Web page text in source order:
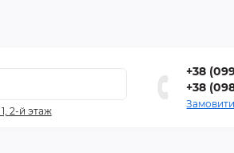
2-й этаж
+38
+38